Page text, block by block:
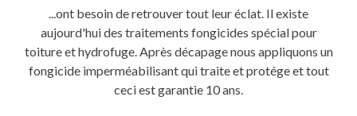
...ont besoin de retrouver tout leur éclat. Il existe
aujourd'hui des traitements fongicides spécial pour
toiture et hydrofuge. Après décapage nous appliquons un
fongicide imperméabilisant qui traite et protége et tout
ceci est garantie 10 ans.